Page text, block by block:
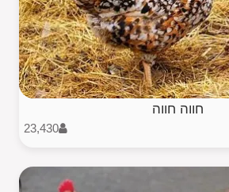
חווה חווה
23,430